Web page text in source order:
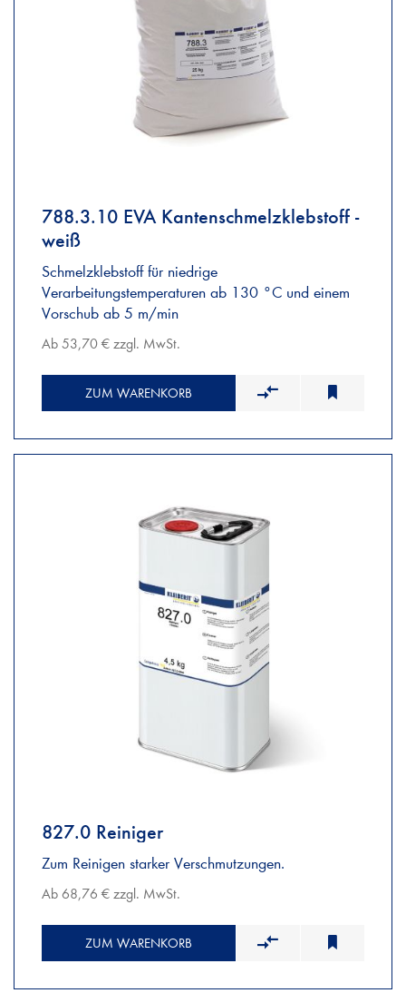
788.3.10 EVA Kantenschmelzklebstoff -
weiß
Schmelzklebstoff für niedrige
Verarbeitungstemperaturen ab 130 °C und einem
Vorschub ab 5 m/min
Ab 53,70 € zzgl. MwSt.
ZUM WARENKORB
827.0 Reiniger
Zum Reinigen starker Verschmutzungen.
Ab 68,76 € zzgl. MwSt.
ZUM WARENKORB